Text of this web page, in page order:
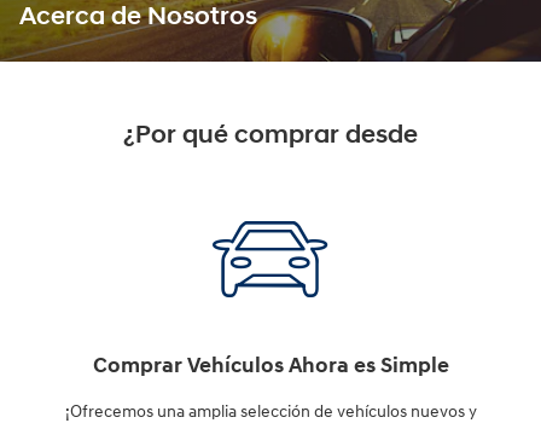
Acerca de Nosotros
¿Por qué comprar desde
Comprar Vehículos Ahora es Simple
¡Ofrecemos una amplia selección de vehículos nuevos y